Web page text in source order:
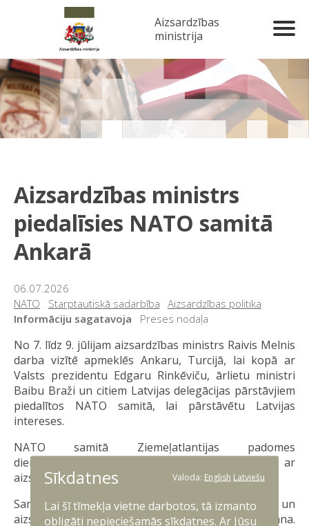
Aizsardzības
ministrija
Aizsardzības ministrs
piedalīsies NATO samitā
Ankarā
06.07.2026
NATO
Starptautiskā sadarbība Aizsardzības politika
Informāciju sagatavoja
Preses nodaļa
No 7. līdz 9. jūlijam aizsardzības ministrs Raivis Melnis
darba vizītē apmeklēs Ankaru, Turcijā, lai kopā ar
Valsts prezidentu Edgaru Rinkēviču, ārlietu ministri
Baibu Braži un citiem Latvijas delegācijas pārstāvjiem
piedalītos NATO samitā, lai pārstāvētu Latvijas
intereses.
NATO samitā Ziemeļatlantijas padomes
dienaskārtības galvenais jautājums būs saistīts ar
aizsardzības investīciju palielināšanu aliansē.
Samitā tiks pārrunāta arī militāro spēju attīstība un
aizsardzības industrijas kapacitātes stiprināšana.
Sīkdatnes Valoda: English Latviešu
Lai šī tīmekļa vietne darbotos, tā izmanto
obligāti nepieciešamās sīkdatnes. Ar Jūsu